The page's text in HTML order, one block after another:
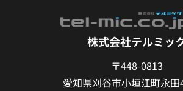
株式会社テルミッ
〒448-0813
愛知県刈谷市小垣江町永